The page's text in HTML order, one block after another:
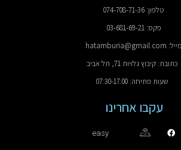
טלפון: 074-708-71-36
פקס: 03-681-69-21
מייל: hatamburia@gmail.com
כתובת: קיבוץ גלויות 71, תל אביב
שעות פתיחה: 07:30-17:00
עקבו אחרינו
easy